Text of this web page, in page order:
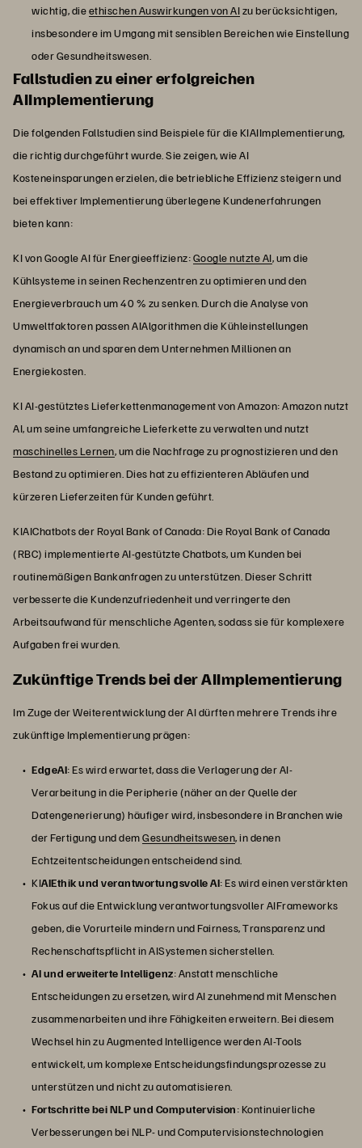
wichtig, dieethischen Auswirkungen von AIzu berücksichtigen,
insbesondere im Umgang mit sensiblen Bereichen wie Einstellung
oder Gesundheitswesen.
Fallstudien zu einer erfolgreichen
AIImplementierung
Die folgenden Fallstudien sind Beispiele für die KIAIImplementierung,
die richtig durchgeführt wurde. Sie zeigen, wie AI
Kosteneinsparungen erzielen, die betriebliche Effizienz steigern und
bei effektiver Implementierung überlegene Kundenerfahrungen
bieten kann:
KI von Google AI für Energieeffizienz:Google nutzte AI, um die
Kühlsysteme in seinen Rechenzentren zu optimieren und den
Energieverbrauch um 40 % zu senken. Durch die Analyse von
Umweltfaktoren passen AIAlgorithmen die Kühleinstellungen
dynamisch an und sparen dem Unternehmen Millionen an
Energiekosten.
KI AI-gestütztes Lieferkettenmanagement von Amazon: Amazon nutzt
AI, um seine umfangreiche Lieferkette zu verwalten und nutzt
maschinelles Lernen, um die Nachfrage zu prognostizieren und den
Bestand zu optimieren. Dies hat zu effizienteren Abläufen und
kürzeren Lieferzeiten für Kunden geführt.
KIAIChatbots der Royal Bank of Canada: Die Royal Bank of Canada
(RBC) implementierte AI-gestützte Chatbots, um Kunden bei
routinemäßigen Bankanfragen zu unterstützen. Dieser Schritt
verbesserte die Kundenzufriedenheit und verringerte den
Arbeitsaufwand für menschliche Agenten, sodass sie für komplexere
Aufgaben frei wurden.
Zukünftige Trends bei der AIImplementierung
Im Zuge der Weiterentwicklung der AI dürften mehrere Trends ihre
zukünftige Implementierung prägen:
EdgeAI: Es wird erwartet, dass die Verlagerung der AI-
Verarbeitung in die Peripherie (näher an der Quelle der
Datengenerierung) häufiger wird, insbesondere in Branchen wie
der Fertigung und demGesundheitswesen, in denen
Echtzeitentscheidungen entscheidend sind.
KIAIEthik und verantwortungsvolle AI: Es wird einen verstärkten
Fokus auf die Entwicklung verantwortungsvoller AIFrameworks
geben, die Vorurteile mindern und Fairness, Transparenz und
Rechenschaftspflicht in AISystemen sicherstellen.
AI und erweiterte Intelligenz: Anstatt menschliche
Entscheidungen zu ersetzen, wird AI zunehmend mit Menschen
zusammenarbeiten und ihre Fähigkeiten erweitern. Bei diesem
Wechsel hin zu Augmented Intelligence werden AI-Tools
entwickelt, um komplexe Entscheidungsfindungsprozesse zu
unterstützen und nicht zu automatisieren.
Fortschritte bei NLP und Computervision: Kontinuierliche
Verbesserungen bei NLP- und Computervisionstechnologien